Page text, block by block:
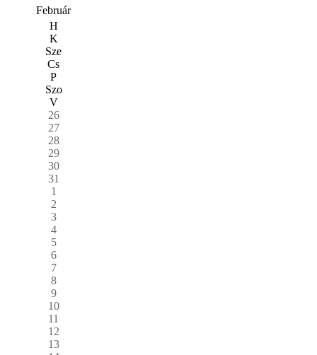
Február
H
K
Sze
Cs
P
Szo
V
26
27
28
29
30
31
1
2
3
4
5
6
7
8
9
10
11
12
13